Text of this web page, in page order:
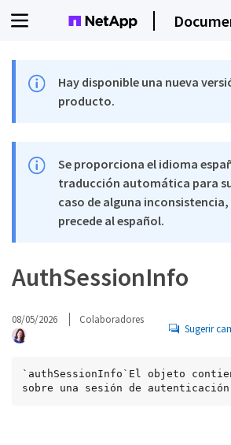
Hay disponible una nueva
producto.
Se proporciona el idioma
traducción automática para
caso de alguna inconsistencia,
precede al español.
AuthSessionInfo
08/05/2026 Colaboradores
Sugerir
`authSessionInfo`El objeto
sobre una sesión de